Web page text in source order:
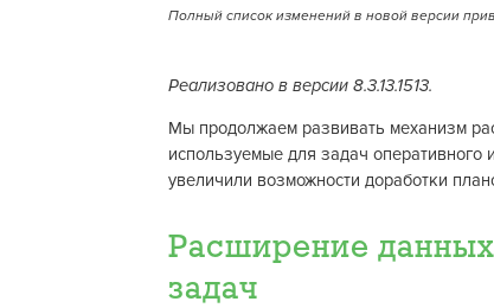
Полный список изменений в новой версии
Реализовано в версии 8.3.13.1513.
Мы продолжаем развивать механизм
используемые для задач оперативного
увеличили возможности доработки
Расширение
задач